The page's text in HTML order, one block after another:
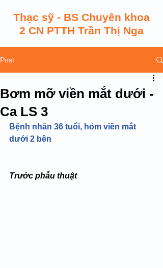
Thạc sỹ - BS Chuyên khoa
2 CN PTTH Trần Thị Nga
Post
Bơm mỡ viền mắt dưới -
Ca LS 3
Bệnh nhân 36 tuổi, hỏm viền mắt
dưới 2 bên
Trước phẫu thuật